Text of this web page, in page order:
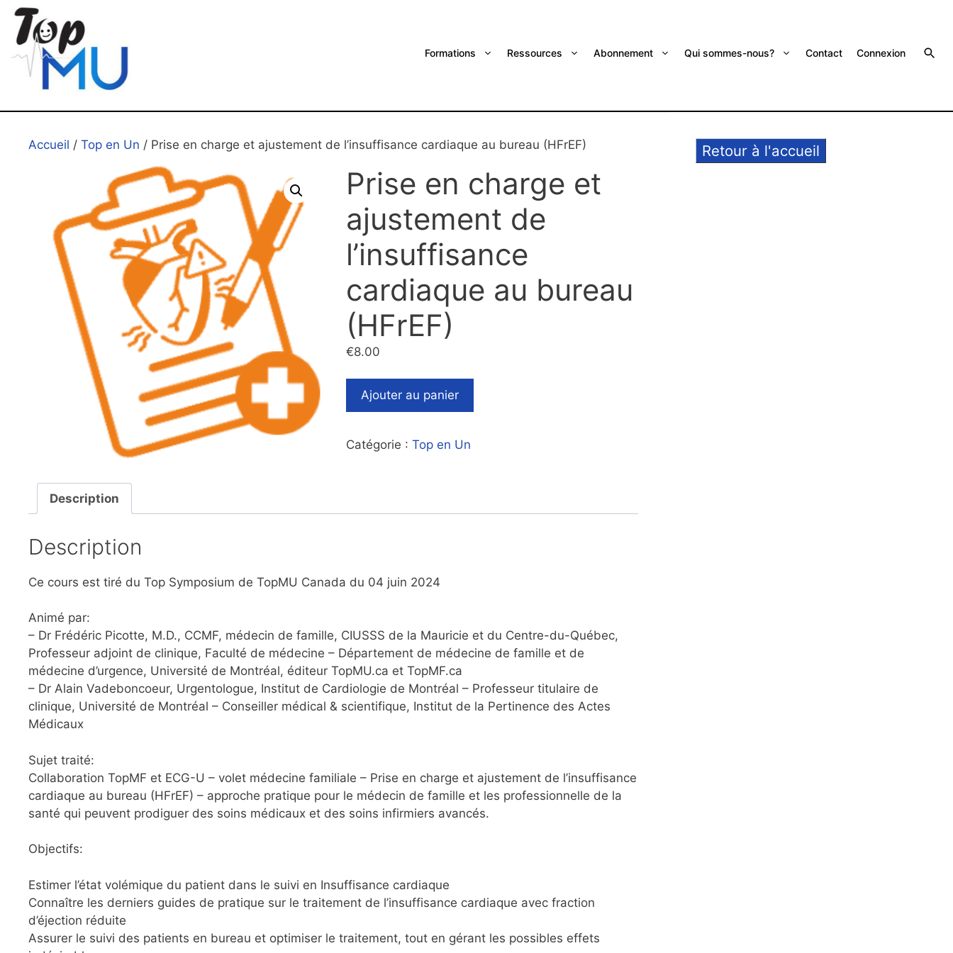
Formations Ressources Abonnement Qui sommes-nous? Contact Connexion
Accueil / Top en Un / Prise en charge et ajustement de l’insuffisance cardiaque au bureau (HFrEF)
Prise en charge et
ajustement de
l’insuffisance
cardiaque au bureau
(HFrEF)
€8.00
Ajouter au panier
Catégorie : Top en Un
Description
Description
Ce cours est tiré du Top Symposium de TopMU Canada du 04 juin 2024
Animé par:
– Dr Frédéric Picotte, M.D., CCMF, médecin de famille, CIUSSS de la Mauricie et du Centre-du-Québec,
Professeur adjoint de clinique, Faculté de médecine – Département de médecine de famille et de
médecine d’urgence, Université de Montréal, éditeur TopMU.ca et TopMF.ca
– Dr Alain Vadeboncoeur, Urgentologue, Institut de Cardiologie de Montréal – Professeur titulaire de
clinique, Université de Montréal – Conseiller médical & scientifique, Institut de la Pertinence des Actes
Médicaux
Sujet traité:
Collaboration TopMF et ECG-U – volet médecine familiale – Prise en charge et ajustement de l’insuffisance
cardiaque au bureau (HFrEF) – approche pratique pour le médecin de famille et les professionnelle de la
santé qui peuvent prodiguer des soins médicaux et des soins infirmiers avancés.
Objectifs:
Estimer l’état volémique du patient dans le suivi en Insuffisance cardiaque
Connaître les derniers guides de pratique sur le traitement de l’insuffisance cardiaque avec fraction
d’éjection réduite
Assurer le suivi des patients en bureau et optimiser le traitement, tout en gérant les possibles effets
Retour à l'accueil